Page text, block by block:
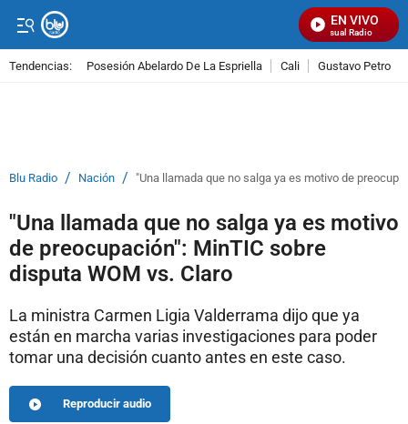
EN VIVO
Señal Visual Radio
Tendencias: Posesión Abelardo De La Espriella Cali Gustavo Petro
Blu Radio / Nación / "Una llamada que no salga ya es motivo de
"Una llamada que no salga ya es motivo
de preocupación": MinTIC sobre
disputa WOM vs. Claro
La ministra Carmen Ligia Valderrama dijo que ya
están en marcha varias investigaciones para poder
tomar una decisión cuanto antes en este caso.
Reproducir audio